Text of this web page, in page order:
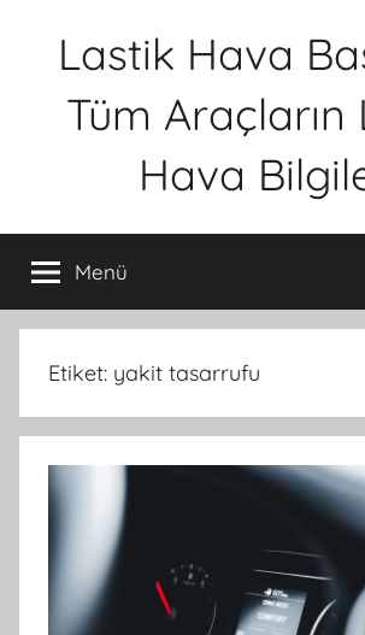
Lastik Hava
Tüm Araçların
Hava
Menü
Etiket: yakit tasarrufu